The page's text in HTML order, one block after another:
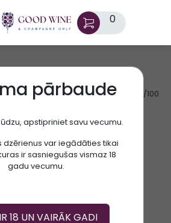
0
pārbaude
apstipriniet savu vecumu.
dzērienus var iegādāties tikai
ir sasniegušas vismaz 18
gadu vecumu.
18 UN VAIRĀK GADI
AV.RATE: 87/100